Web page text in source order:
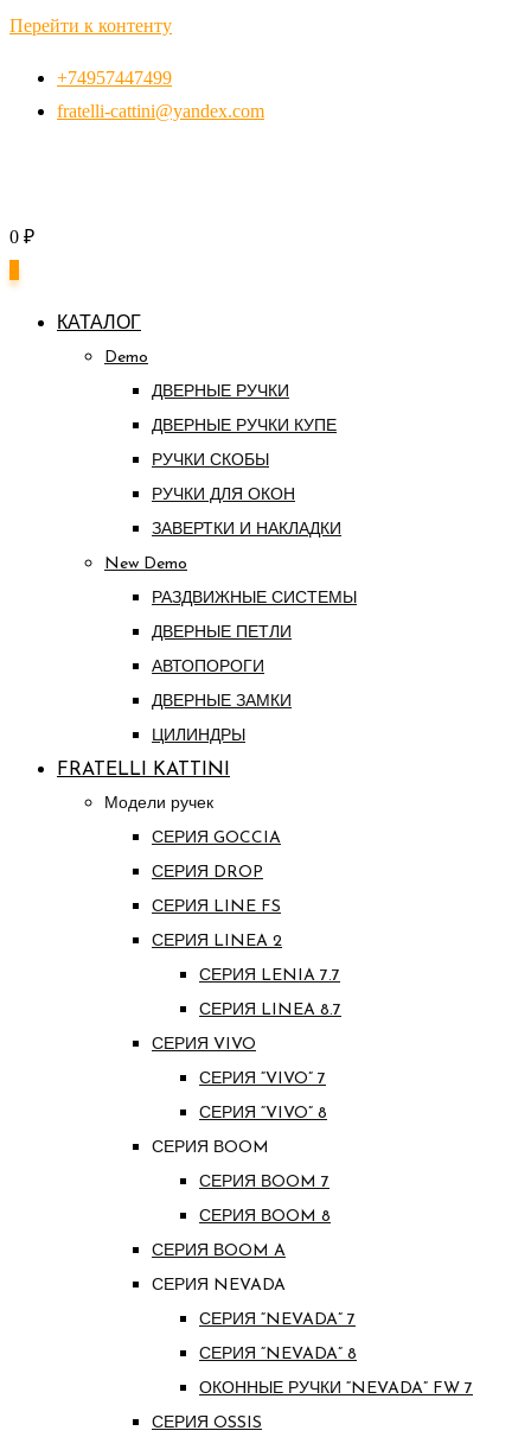
Перейти к контенту
+74957447499
fratelli-cattini@yandex.com
0 ₽
КАТАЛОГ
Demo
ДВЕРНЫЕ РУЧКИ
ДВЕРНЫЕ РУЧКИ КУПЕ
РУЧКИ СКОБЫ
РУЧКИ ДЛЯ ОКОН
ЗАВЕРТКИ И НАКЛАДКИ
New Demo
РАЗДВИЖНЫЕ СИСТЕМЫ
ДВЕРНЫЕ ПЕТЛИ
АВТОПОРОГИ
ДВЕРНЫЕ ЗАМКИ
ЦИЛИНДРЫ
FRATELLI KATTINI
Модели ручек
СЕРИЯ GOCCIA
СЕРИЯ DROP
СЕРИЯ LINE FS
СЕРИЯ LINEA 2
СЕРИЯ LENIA 7.7
СЕРИЯ LINEA 8.7
СЕРИЯ VIVO
СЕРИЯ “VIVO” 7
СЕРИЯ “VIVO” 8
СЕРИЯ ВOOM
СЕРИЯ ВOOM 7
СЕРИЯ ВOOM 8
СЕРИЯ ВOOM A
СЕРИЯ NEVADA
СЕРИЯ “NEVADA” 7
СЕРИЯ “NEVADA” 8
ОКОННЫЕ РУЧКИ “NEVADA” FW 7
СЕРИЯ OSSIS